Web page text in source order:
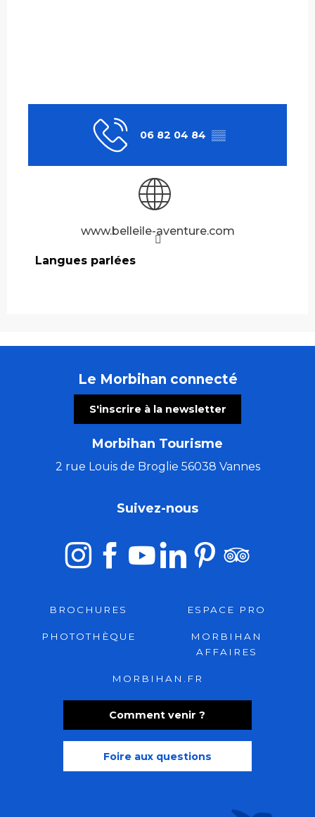
06 82 04 84 ▒▒
www.belleile-aventure.com
Langues parlées
Langues parlées
Le Morbihan connecté
S'inscrire à la newsletter
Morbihan Tourisme
2 rue Louis de Broglie 56038 Vannes
Comment venir ?
Foire aux questions
Suivez-nous
BROCHURES ESPACE PRO
PHOTOTHÈQUE
MORBIHAN
AFFAIRES
MORBIHAN.FR